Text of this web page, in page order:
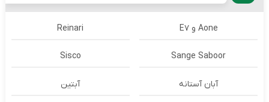
Aone و E7 Reinari
Sange Saboor
Sisco
آبان آستانه آبتین